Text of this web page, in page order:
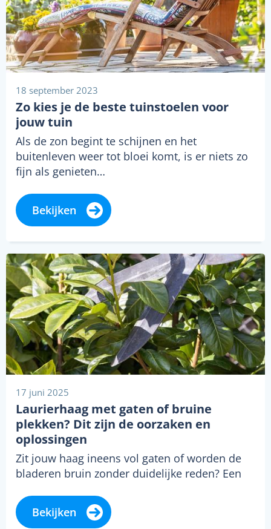
18 september 2023
Zo kies je de beste tuinstoelen voor
jouw tuin
Als de zon begint te schijnen en het
buitenleven weer tot bloei komt, is er niets zo
fijn als genieten…
Bekijken
17 juni 2025
Laurierhaag met gaten of bruine
plekken? Dit zijn de oorzaken en
oplossingen
Zit jouw haag ineens vol gaten of worden de
bladeren bruin zonder duidelijke reden? Een
Bekijken